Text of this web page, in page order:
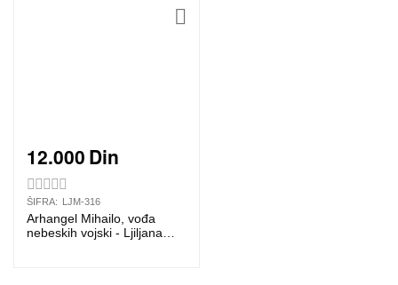
12.000 Din
ŠIFRA: LJM-316
Arhangel Mihailo, vođa
nebeskih vojski - Ljiljana